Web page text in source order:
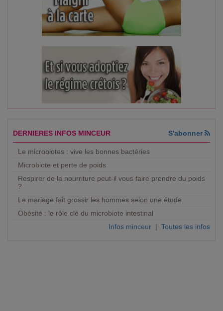
DERNIERES INFOS MINCEUR S'abonner
Le microbiotes : vive les bonnes bactéries
Microbiote et perte de poids
Respirer de la nourriture peut-il vous faire prendre du poids
?
Le mariage fait grossir les hommes selon une étude
Obésité : le rôle clé du microbiote intestinal
Infos minceur | Toutes les infos